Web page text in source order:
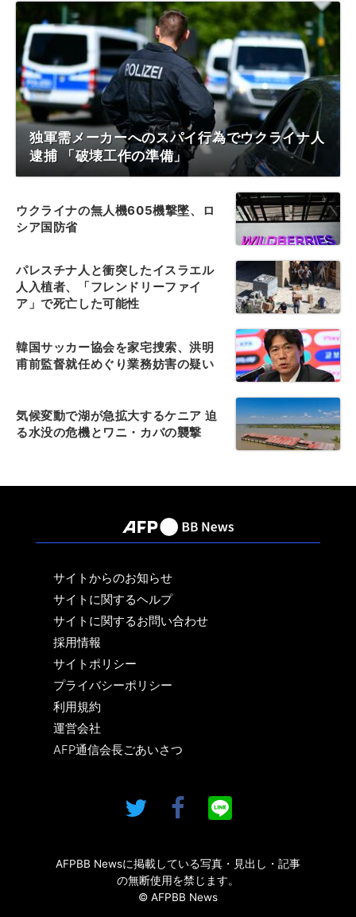
独軍需メーカーへのスパイ行為でウクライナ人
逮捕 「破壊工作の準備」
ウクライナの無人機605機撃墜、ロ
シア国防省
パレスチナ人と衝突したイスラエル
人入植者、「フレンドリーファイ
ア」で死亡した可能性
韓国サッカー協会を家宅捜索、洪明
甫前監督就任めぐり業務妨害の疑い
気候変動で湖が急拡大するケニア 迫
る水没の危機とワニ・カバの襲撃
サイトからのお知らせ
サイトに関するヘルプ
サイトに関するお問い合わせ
採用情報
サイトポリシー
プライバシーポリシー
利用規約
運営会社
AFP通信会長ごあいさつ
AFPBB Newsに掲載している写真・見出し・記事
の無断使用を禁じます。
© AFPBB News